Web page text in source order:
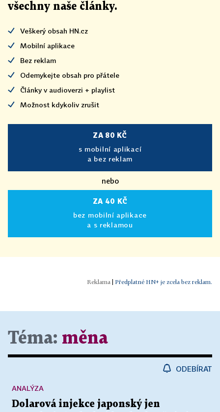
všechny naše články.
Veškerý obsah HN.cz
Mobilní aplikace
Bez reklam
Odemykejte obsah pro přátele
Články v audioverzi + playlist
Možnost kdykoliv zrušit
ZA 80 KČ
s mobilní aplikací
a bez reklam
nebo
ZA 40 KČ
bez mobilní aplikace
a s reklamou
| Předplatné HN+ je zcela bez reklam.
Téma: měna
ODEBÍRAT
Dolarová injekce japonský jen
ANALÝZA